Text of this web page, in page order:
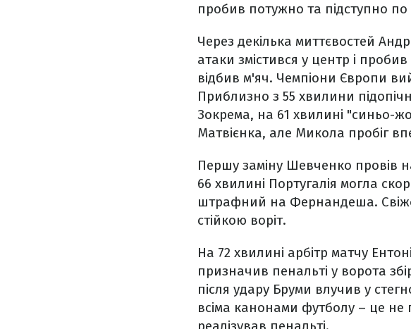
пробив потужно та підступно
Через декілька миттєвостей
атаки змістився у центр і
відбив м'яч. Чемпіони Європи
Приблизно з 55 хвилини
Зокрема, на 61 хвилині "синьо-
Матвієнка, але Микола пробіг
Першу заміну Шевченко провів
66 хвилині Португалія могла
штрафний на Фернандеша.
стійкою воріт.
На 72 хвилині арбітр матчу
призначив пенальті у ворота
після удару Бруми влучив у
всіма канонами футболу – це не